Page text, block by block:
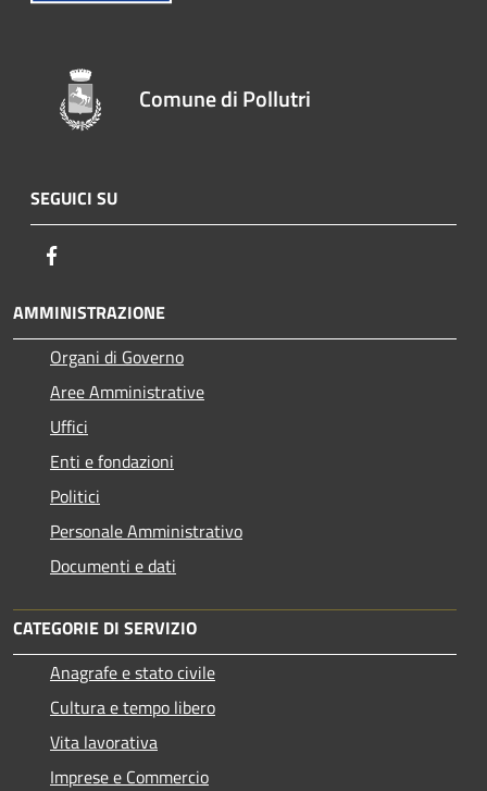
Comune di Pollutri
SEGUICI SU
AMMINISTRAZIONE
Organi di Governo
Aree Amministrative
Uffici
Enti e fondazioni
Politici
Personale Amministrativo
Documenti e dati
CATEGORIE DI SERVIZIO
Anagrafe e stato civile
Cultura e tempo libero
Vita lavorativa
Imprese e Commercio